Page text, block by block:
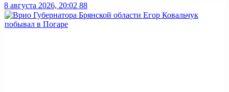
8 августа 2026, 20:02 88